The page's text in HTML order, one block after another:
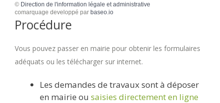
© Direction de l'information légale et administrative
comarquage developpé par baseo.io
Procédure
Vous pouvez passer en mairie pour obtenir les formulaires
adéquats ou les télécharger sur internet.
Les demandes de travaux sont à déposer
en mairie ou saisies directement en ligne